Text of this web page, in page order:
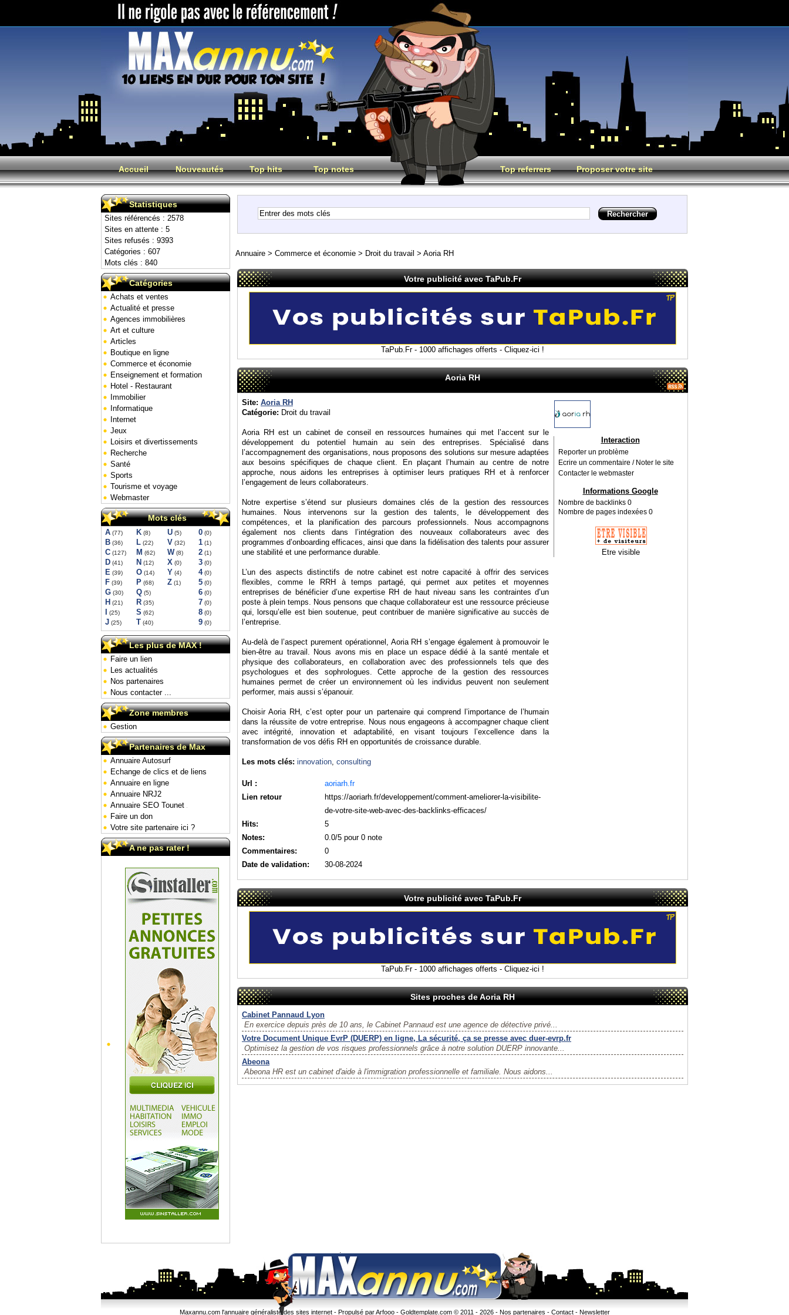
Accueil Nouveautés Top hits Top notes Top referrers Proposer votre site
Statistiques
Sites référencés : 2578
Sites en attente : 5
Sites refusés : 9393
Catégories : 607
Mots clés : 840
Catégories
Achats et ventes
Actualité et presse
Agences immobilières
Art et culture
Articles
Boutique en ligne
Commerce et économie
Enseignement et formation
Hotel - Restaurant
Immobilier
Informatique
Internet
Jeux
Loisirs et divertissements
Recherche
Santé
Sports
Tourisme et voyage
Webmaster
Mots clés
A (77)
B (36)
C (127)
D (41)
E (39)
F (39)
G (30)
H (21)
(25)
J (25)
K (8)
L (22)
M (62)
N (12)
O (14)
P (68)
Q (5)
R (35)
S (62)
T (40)
U (5)
V (32)
W (8)
X (0)
Y (4)
Z (1)
0 (0)
1 (1)
2 (1)
3 (0)
4(0)
5 (0)
6 (0)
7 (0)
8 (0)
9 (0)
Les plus de MAX !
Faire un lien
Les actualités
Nos partenaires
Nous contacter ...
Zone membres
Gestion
Partenaires de Max
Annuaire Autosurf
Echange de clics et de liens
Annuaire en ligne
Annuaire NRJ2
Annuaire SEO Tounet
Faire un don
Votre site partenaire ici ?
A ne pas rater !
Annuaire > Commerce et économie > Droit du travail > Aoria RH
Votre publicité avec TaPub.Fr
TaPub.Fr - 1000 affichages offerts - Cliquez-ici !
Aoria RH
Site: Aoria RH
Catégorie: Droit du travail
Aoria RH est un cabinet de conseil en ressources humaines qui met l’accent sur le
développement du potentiel humain au sein des entreprises. Spécialisé dans
l’accompagnement des organisations, nous proposons des solutions sur mesure adaptées
aux besoins spécifiques de chaque client. En plaçant l’humain au centre de notre
approche, nous aidons les entreprises à optimiser leurs pratiques RH et à renforcer
l’engagement de leurs collaborateurs.
Notre expertise s’étend sur plusieurs domaines clés de la gestion des ressources
humaines. Nous intervenons sur la gestion des talents, le développement des
compétences, et la planification des parcours professionnels. Nous accompagnons
également nos clients dans l’intégration des nouveaux collaborateurs avec des
programmes d’onboarding efficaces, ainsi que dans la fidélisation des talents pour assurer
une stabilité et une performance durable.
L’un des aspects distinctifs de notre cabinet est notre capacité à offrir des services
flexibles, comme le RRH à temps partagé, qui permet aux petites et moyennes
entreprises de bénéficier d’une expertise RH de haut niveau sans les contraintes d’un
poste à plein temps. Nous pensons que chaque collaborateur est une ressource précieuse
qui, lorsqu’elle est bien soutenue, peut contribuer de manière significative au succès de
l’entreprise.
Au-delà de l’aspect purement opérationnel, Aoria RH s’engage également à promouvoir le
bien-être au travail. Nous avons mis en place un espace dédié à la santé mentale et
physique des collaborateurs, en collaboration avec des professionnels tels que des
psychologues et des sophrologues. Cette approche de la gestion des ressources
humaines permet de créer un environnement où les individus peuvent non seulement
performer, mais aussi s’épanouir.
Choisir Aoria RH, c’est opter pour un partenaire qui comprend l’importance de l’humain
dans la réussite de votre entreprise. Nous nous engageons à accompagner chaque client
avec intégrité, innovation et adaptabilité, en visant toujours l’excellence dans la
transformation de vos défis RH en opportunités de croissance durable.
Les mots clés: innovation, consulting
Url :
aoriarh.fr
Lien retour
https://aoriarh.fr/developpement/comment-ameliorer-la-visibilite-
de-votre-site-web-avec-des-backlinks-efficaces/
Hits:
5
Notes:
0.0/5 pour 0 note
Commentaires:
0
Date de validation:
30-08-2024
Interaction
Reporter un problème
Ecrire un commentaire / Noter le site
Contacter le webmaster
Informations Google
Nombre de backlinks 0
Nombre de pages indexées 0
Etre visible
Votre publicité avec TaPub.Fr
TaPub.Fr - 1000 affichages offerts - Cliquez-ici !
Sites proches de Aoria RH
Cabinet Pannaud Lyon
En exercice depuis près de 10 ans, le Cabinet Pannaud est une agence de détective privé...
Votre Document Unique EvrP (DUERP) en ligne, La sécurité, ça se presse avec duer-evrp.fr
Optimisez la gestion de vos risques professionnels grâce à notre solution DUERP innovante...
Abeona
Abeona HR est un cabinet d'aide à l'immigration professionnelle et familiale. Nous aidons...
Maxannu.com l'annuaire généraliste des sites internet - Propulsé par Arfooo - Goldtemplate.com© 2011 - 2026 - Nos partenaires - Contact- Newsletter